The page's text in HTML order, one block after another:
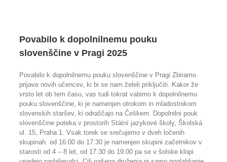
Povabilo k dopolnilnemu pouku
slovenščine v Pragi 2025
Povabilo k dopolnilnemu pouku slovenščine v Pragi Zbiramo
prijave novih učencev, ki bi se nam želeli priključiti. Kakor že
vrsto let ob tem času, vas tudi tokrat vabimo k dopolnilnemu
pouku slovenščine, ki je namenjen otrokom in mladostnikom
slovenskih staršev, ki odraščajo na Češkem. Dopolnilni pouk
slovenščine poteka v prostorih Státní jazykové školy, Školská
ul. 15, Praha 1. Vsak torek se srečujemo v dveh ločenih
skupinah. od 16:00 do 17:30 je namenjen skupini začetnikov v
starosti od 4 – 8 let, od 17:30 do 19:00 pa se v šolske klopi